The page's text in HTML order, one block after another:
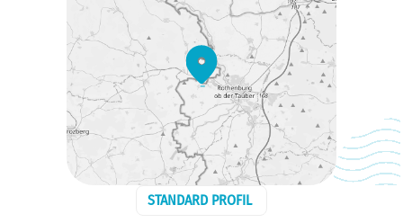
STANDARD PROFIL